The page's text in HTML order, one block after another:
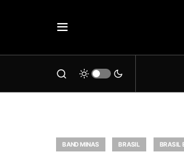
BAND MINAS BRASIL BRASIL